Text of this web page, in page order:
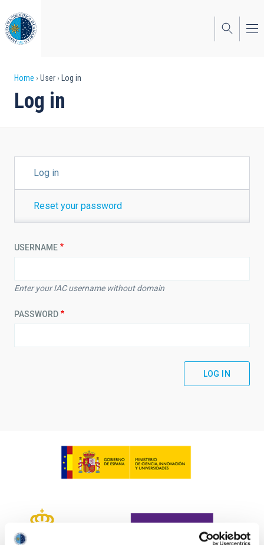
to
main
content
Breadcrumb
Home User Log in
Log in
TABSLog in
Reset your password
USERNAME
Enter your IAC username without domain
PASSWORD